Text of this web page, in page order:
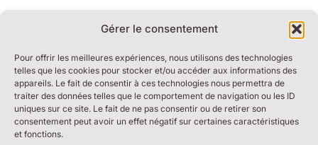
Gérer le consentement
Pour offrir les meilleures expériences, nous utilisons des technologies
telles que les cookies pour stocker et/ou accéder aux informations des
appareils. Le fait de consentir à ces technologies nous permettra de
traiter des données telles que le comportement de navigation ou les ID
uniques sur ce site. Le fait de ne pas consentir ou de retirer son
consentement peut avoir un effet négatif sur certaines caractéristiques
et fonctions.
RESSOURCES
BULLE DE DIALOGUE